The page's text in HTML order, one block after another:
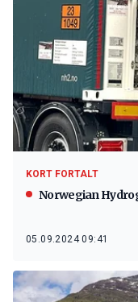
KORT FORTALT
Norwegian
05.09.2024 09:41